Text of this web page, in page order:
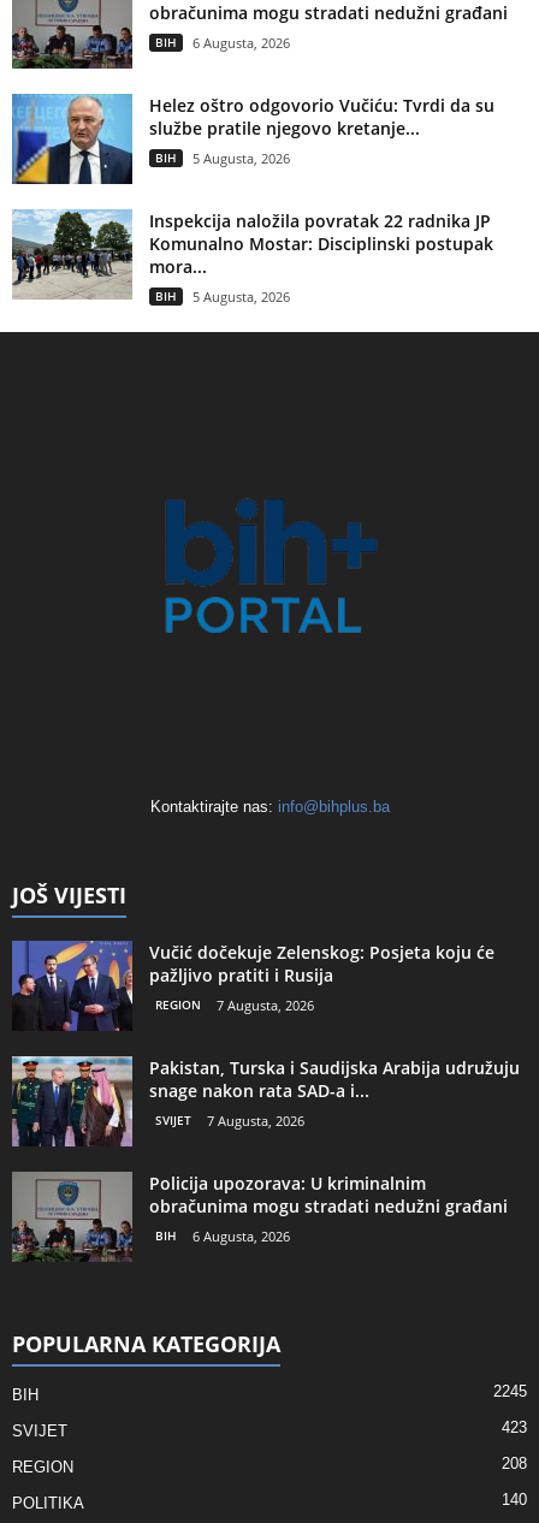
obračunima mogu stradati nedužni građani
BIH 6 Augusta, 2026
Helez oštro odgovorio Vučiću: Tvrdi da su
službe pratile njegovo kretanje...
BIH 5 Augusta, 2026
Inspekcija naložila povratak 22 radnika JP
Komunalno Mostar: Disciplinski postupak
mora...
BIH 5 Augusta, 2026
Kontaktirajte nas: info@bihplus.ba
JOŠ VIJESTI
Vučić dočekuje Zelenskog: Posjeta koju će
pažljivo pratiti i Rusija
REGION 7 Augusta, 2026
Pakistan, Turska i Saudijska Arabija udružuju
snage nakon rata SAD-a i...
SVIJET 7 Augusta, 2026
Policija upozorava: U kriminalnim
obračunima mogu stradati nedužni građani
BIH 6 Augusta, 2026
POPULARNA KATEGORIJA
BIH 2245
SVIJET 423
REGION 208
POLITIKA 140